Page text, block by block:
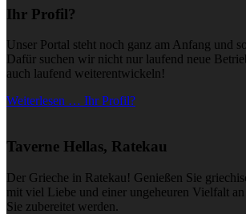
Ihr Profil?
Unser Portal steht noch ganz am Anfang und
Dafür suchen wir nicht nur laufend neue
auch laufend weiterentwickeln!
Weiterlesen … Ihr Profil?
Taverne Hellas, Ratekau
Der Grieche in Ratekau! Genießen Sie
mit viel Liebe und einer ungeheuren Vielfalt
Sie zubereitet werden.